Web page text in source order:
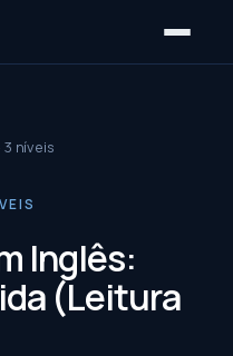
3 níveis
Inglês:
(Leitura